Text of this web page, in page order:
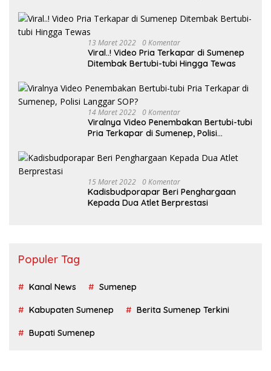
13 Maret 2022 0 Komentar
Viral..! Video Pria Terkapar di Sumenep
Ditembak Bertubi-tubi Hingga Tewas
14 Maret 2022 0 Komentar
Viralnya Video Penembakan Bertubi-tubi
Pria Terkapar di Sumenep, Polisi
15 Maret 2022 0 Komentar
Kadisbudporapar Beri Penghargaan
Kepada Dua Atlet Berprestasi
Populer Tag
Kanal News Sumenep
Kabupaten Sumenep Berita Sumenep Terkini
Bupati Sumenep